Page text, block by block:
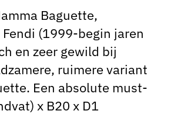
Baguette,
(1999-begin jaren
en zeer gewild bij
ruimere variant
Een absolute must-
x B20 x D1